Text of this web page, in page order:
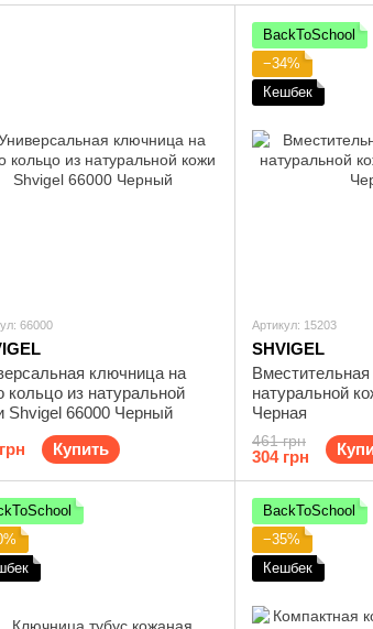
66000
ключница на
кольцо из натуральной
Shvigel 66000 Черный
Купить
BackToSchool
−34%
Кешбек
Артикул: 15203
SHVIGEL
натуральной
Черная
461 грн
304 грн
BackToSchool
−35%
Кешбек